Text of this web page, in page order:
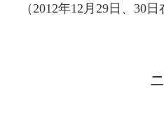
（2012年12月29日、30
二